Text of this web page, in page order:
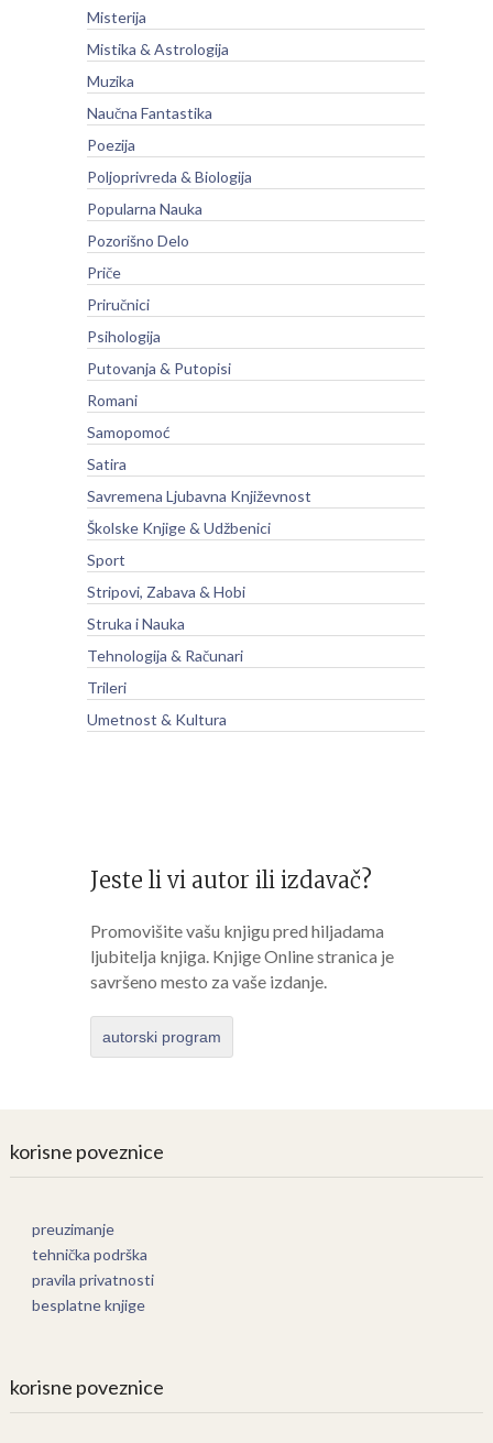
Misterija
Mistika & Astrologija
Muzika
Naučna Fantastika
Poezija
Poljoprivreda & Biologija
Popularna Nauka
Pozorišno Delo
Priče
Priručnici
Psihologija
Putovanja & Putopisi
Romani
Samopomoć
Satira
Savremena Ljubavna Književnost
Školske Knjige & Udžbenici
Sport
Stripovi, Zabava & Hobi
Struka i Nauka
Tehnologija & Računari
Trileri
Umetnost & Kultura
Jeste li vi autor ili izdavač?
Promovišite vašu knjigu pred hiljadama
ljubitelja knjiga. Knjige Online stranica je
savršeno mesto za vaše izdanje.
autorski program
korisne poveznice
preuzimanje
tehnička podrška
pravila privatnosti
besplatne knjige
korisne poveznice